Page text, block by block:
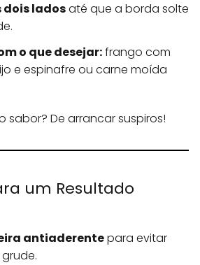
dois ladosaté que a borda solte
o que desejar:frango com
e espinafre ou carne moída
sabor? De arrancar suspiros!
um Resultado
antiaderentepara evitar